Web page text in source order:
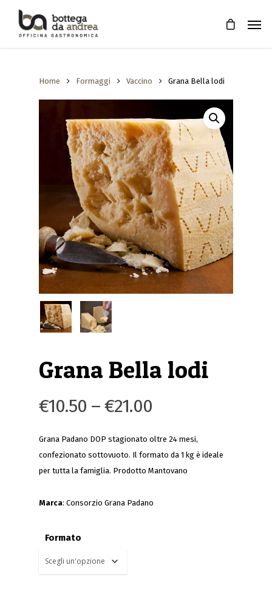
Home Formaggi Vaccino Grana Bella lodi
Grana Bella lodi
€10.50 –€21.00
Grana Padano DOP stagionato oltre 24 mesi,
confezionato sottovuoto. Il formato da 1 kg è ideale
per tutta la famiglia. Prodotto Mantovano
Marca: Consorzio Grana Padano
Formato